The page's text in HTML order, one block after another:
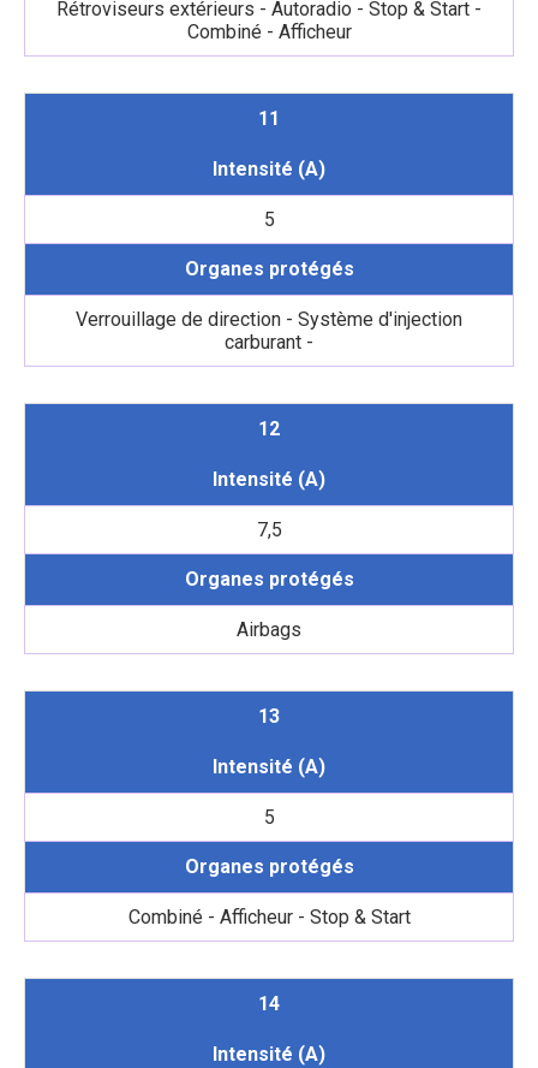
Rétroviseurs extérieurs - Autoradio - Stop & Start -
Combiné - Afficheur
11
Intensité (A)
5
Organes protégés
Verrouillage de direction - Système d'injection
carburant -
12
Intensité (A)
7,5
Organes protégés
Airbags
13
Intensité (A)
5
Organes protégés
Combiné - Afficheur - Stop & Start
14
Intensité (A)